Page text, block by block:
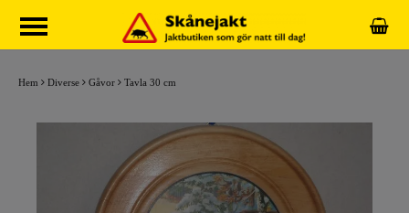
Hem Diverse Gåvor Tavla 30 cm